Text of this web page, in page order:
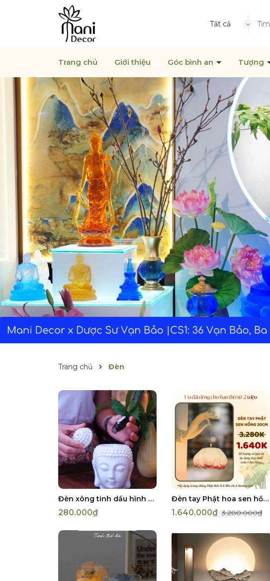
Tất cả
Trang chủ Giới thiệu Góc bình an Tượng
Trang chủ Đèn
Đèn xông tinh dầu hình Phật
280.000₫
Đèn tay Phật hoa sen hồng
1.640.000₫ 3.280.000₫